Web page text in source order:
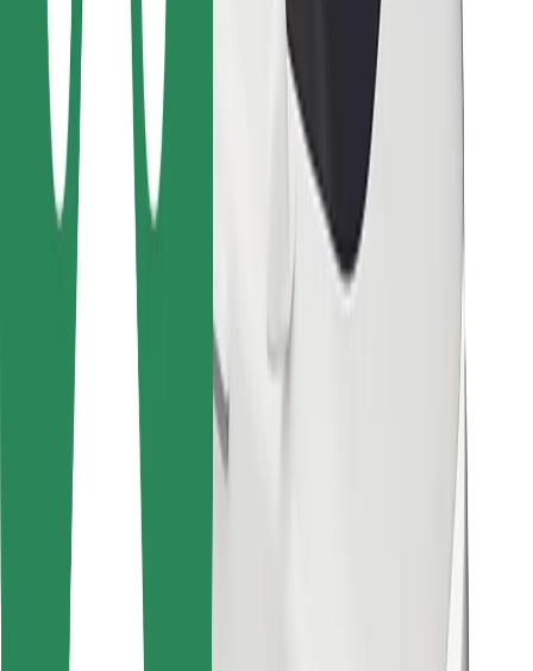
Para repartidores
Bolt Food
Para propietarios de flota
Para restaurantes
Bolt para empresas
Otros
Proveedores
Términos y Condiciones
Cookies
Seguridad
Consigue un viaje en minutos
Descargar la app de Bolt
Encuentra tu comida favorita
Descargar la app de Bolt Food